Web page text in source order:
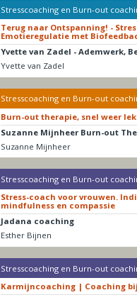
Stresscoaching en Burn-out
Terug naar Ontspanning! -
Emotieregulatie met
Yvette van Zadel - Ademwerk,
Yvette van Zadel
Stresscoaching en Burn-out
Burn-out therapie, snel weer
Suzanne Mijnheer Burn-out
Suzanne Mijnheer
Stresscoaching en Burn-out
Stress-coach voor vrouwen.
mindfulness en compassie
Jadana coaching
Esther Bijnen
Stresscoaching en Burn-out
Karmijncoaching | Coaching